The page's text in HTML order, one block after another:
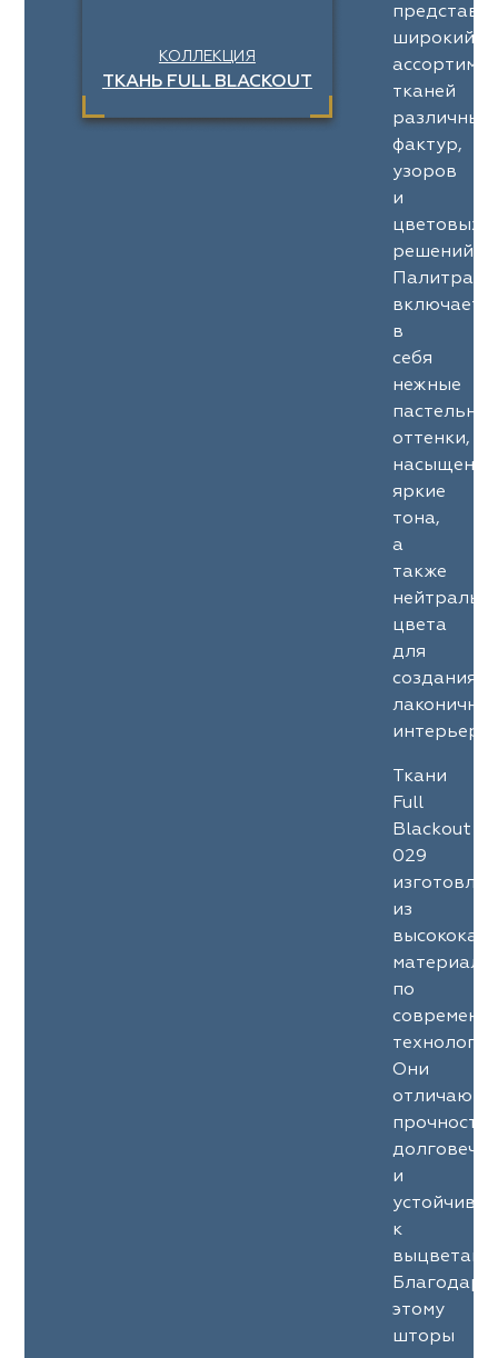
КОЛЛЕКЦИЯ
ТКАНЬ FULL BLACKOUT
широкий
тканей
различных
фактур,
узоров
и
цветовых
решений.
Палитра
включает
в
себя
нежные
оттенки,
яркие
тона,
а
также
цвета
для
создания
Ткани
Full
Blackout
029
из
по
Они
и
к
Благодаря
этому
шторы